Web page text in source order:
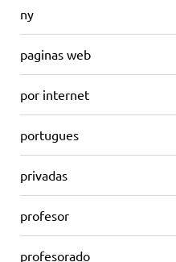
ny
paginas web
por internet
portugues
privadas
profesor
profesorado